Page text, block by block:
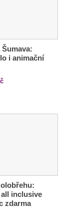
i animační
inclusive
zdarma